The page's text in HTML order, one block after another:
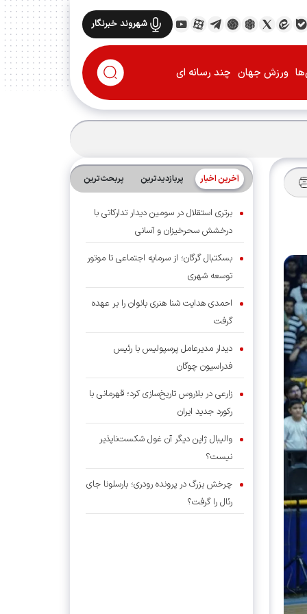
شهروند خبرنگار
ورزش جهان چند رسانه ای
آخرین اخبار پربازدیدترین پربحث‌ترین‌
برتری استقلال در سومین دیدار تدارکاتی با
درخشش سحرخیزان و آسانی
بسکتبال گرگان؛ از سرمایه اجتماعی تا موتور
توسعه شهری
احمدی هدایت شنا هنری بانوان را بر عهده
گرفت
دیدار مدیرعامل پرسپولیس با رئیس
فدراسیون چوگان
زارعی در بلاروس تاریخ‌سازی کرد؛ قهرمانی با
رکورد جدید ایران
والیبال ژاپن دیگر آن غول شکست‌ناپذیر
نیست؟
چرخش بزرگ در پرونده رودری؛ بارسلونا جای
رئال را گرفت؟